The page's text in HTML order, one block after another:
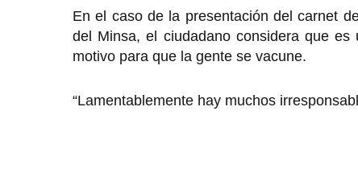
En el caso de la presentación del carnet
del Minsa, el ciudadano considera que es
motivo para que la gente se vacune.
“Lamentablemente hay muchos